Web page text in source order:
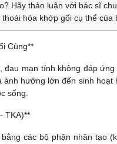
Hãy thảo luận với bác sĩ
hóa khớp gối cụ thể của
Cùng**
đau mạn tính không đáp
hưởng lớn đến sinh hoạt
sống.
TKA)**
các bộ phận nhân tạo